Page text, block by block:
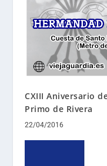
CXIII Aniversario
Primo de Rivera
22/04/2016